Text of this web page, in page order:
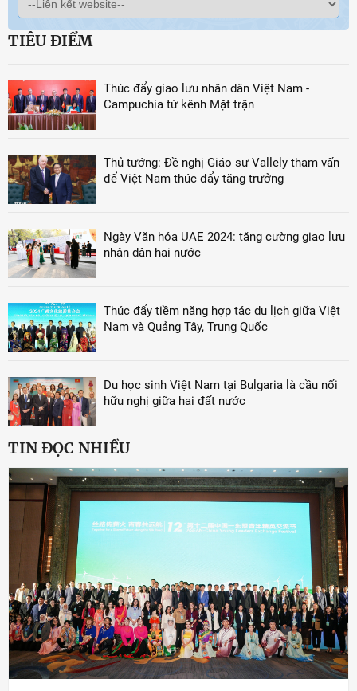
TIÊU ĐIỂM
Thúc đẩy giao lưu nhân dân Việt Nam -
Campuchia từ kênh Mặt trận
Thủ tướng: Đề nghị Giáo sư Vallely tham vấn
để Việt Nam thúc đẩy tăng trưởng
Ngày Văn hóa UAE 2024: tăng cường giao lưu
nhân dân hai nước
Thúc đẩy tiềm năng hợp tác du lịch giữa Việt
Nam và Quảng Tây, Trung Quốc
Du học sinh Việt Nam tại Bulgaria là cầu nối
hữu nghị giữa hai đất nước
TIN ĐỌC NHIỀU